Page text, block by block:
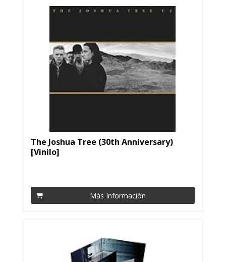
The Joshua Tree (30th Anniversary)
[Vinilo]
Más Información